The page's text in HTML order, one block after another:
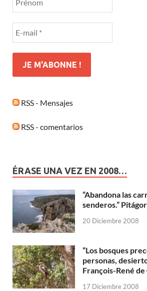
RSS - Mensajes
RSS - comentarios
ÉRASE UNA VEZ EN 2008…
“Abandona las
senderos.”
20 Diciembre 2008
“Los bosques
personas,
François-René
17 Diciembre 2008